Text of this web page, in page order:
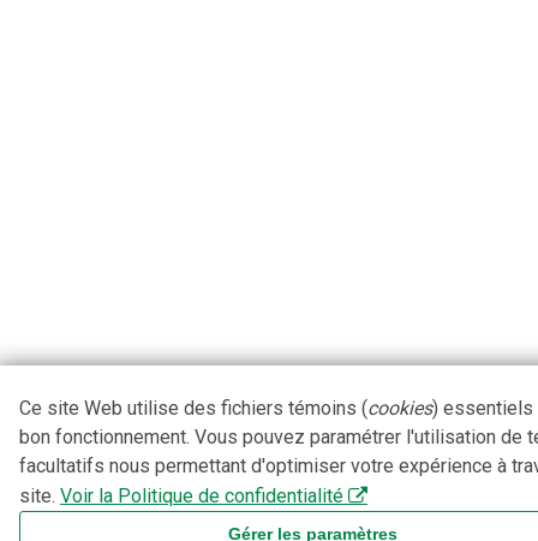
Ce site Web utilise des fichiers témoins (cookies) essentiels
bon fonctionnement. Vous pouvez paramétrer l'utilisation de
facultatifs nous permettant d'optimiser votre expérience à
site. Voir la Politique de confidentialité
Gérer les paramètres